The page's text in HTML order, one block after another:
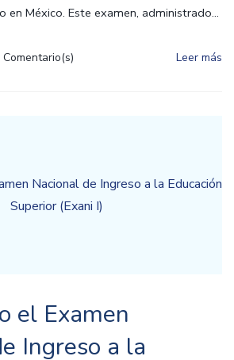
México. Este examen, administrado...
Comentario(s) Leer más
el Examen
Ingreso a la